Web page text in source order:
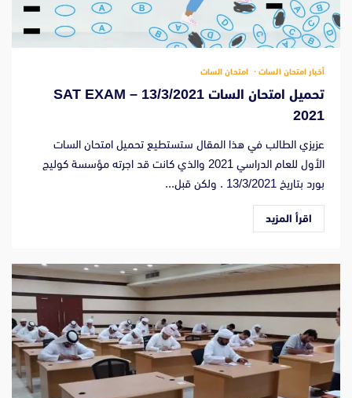
أخبار امتحان السات امتحان السات
تحميل امتحان السات 13/3/2021 – SAT EXAM
2021
عزيزي الطالب في هذا المقال ستستطيع تحميل امتحان السات
الأول للعام الدراسي 2021 والذي كانت قد اجرته مؤسسة كوليج
بورد بتاريخ 13/3/2021 . ولكن قبل...
اقرأ المزيد